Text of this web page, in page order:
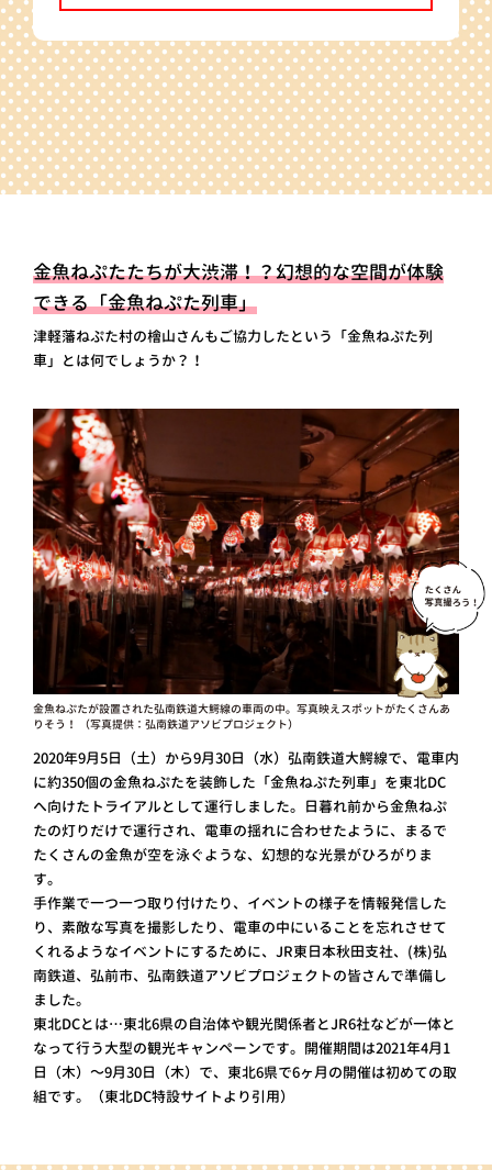
金魚ねぷたたちが大渋滞！？幻想的な空間が体験
できる「金魚ねぷた列車」
津軽藩ねぷた村の檜山さんもご協力したという「金魚ねぷた列
車」とは何でしょうか？！
金魚ねぷたが設置された弘南鉄道大鰐線の車両の中。写真映えスポットがたくさんあ
りそう！ （写真提供：弘南鉄道アソビプロジェクト）
2020年9月5日（土）から9月30日（水）弘南鉄道大鰐線で、電車内
に約350個の金魚ねぷたを装飾した「金魚ねぷた列車」を東北DC
へ向けたトライアルとして運行しました。日暮れ前から金魚ねぷ
たの灯りだけで運行され、電車の揺れに合わせたように、まるで
たくさんの金魚が空を泳ぐような、幻想的な光景がひろがりま
す。
手作業で一つ一つ取り付けたり、イベントの様子を情報発信した
り、素敵な写真を撮影したり、電車の中にいることを忘れさせて
くれるようなイベントにするために、JR東日本秋田支社、(株)弘
南鉄道、弘前市、弘南鉄道アソビプロジェクトの皆さんで準備し
ました。
東北DCとは…東北6県の自治体や観光関係者とJR6社などが一体と
なって行う大型の観光キャンペーンです。開催期間は2021年4月1
日（木）～9月30日（木）で、東北6県で6ヶ月の開催は初めての取
組です。（東北DC特設サイトより引用）